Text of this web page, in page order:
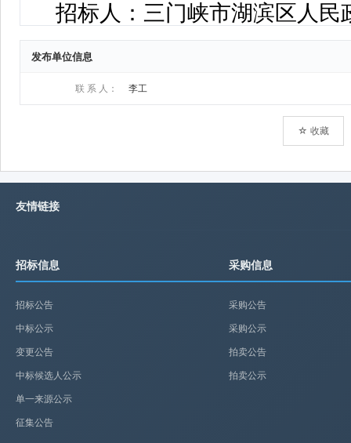
发布单位信息
联 系 人： 李工
☆ 收藏
友情链接
招标信息
招标公告
中标公示
变更公告
中标候选人公示
单一来源公示
征集公告
采购信息
采购公告
采购公示
拍卖公告
拍卖公示